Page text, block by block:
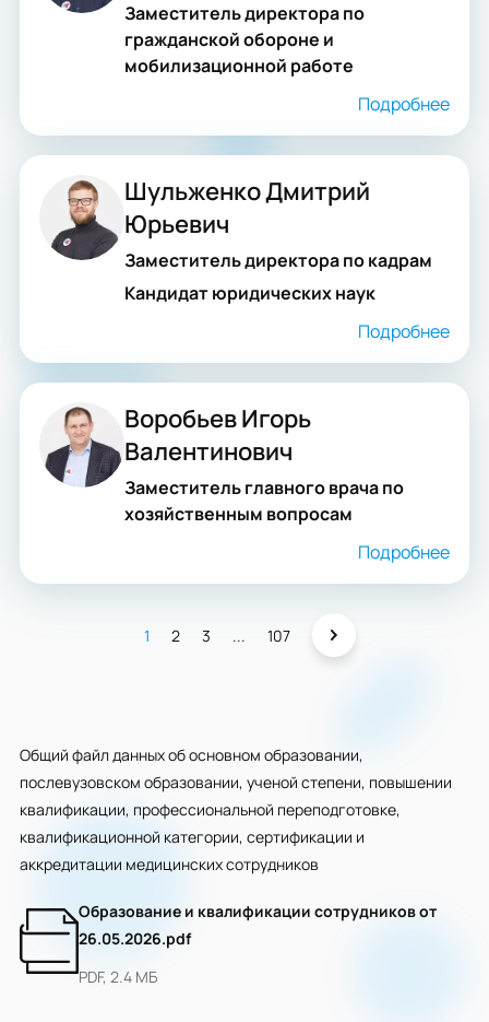
Заместитель директора по
гражданской обороне и
мобилизационной работе
Подробнее
Шульженко Дмитрий
Юрьевич
Заместитель директора по кадрам
Кандидат юридических наук
Подробнее
Воробьев Игорь
Валентинович
Заместитель главного врача по
хозяйственным вопросам
Подробнее
1 2 3 ... 107
Общий файл данных об основном образовании,
послевузовском образовании, ученой степени, повышении
квалификации, профессиональной переподготовке,
квалификационной категории, сертификации и
аккредитации медицинских сотрудников
Образование и квалификации сотрудников от
26.05.2026.pdf
PDF, 2.4 МБ